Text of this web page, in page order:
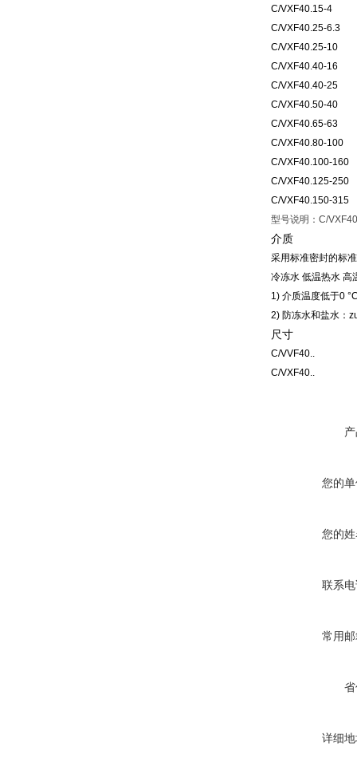
C/VXF40.15-4
C/VXF40.25-6.3
C/VXF40.25-10
C/VXF40.40-16
C/VXF40.40-25
C/VXF40.50-40
C/VXF40.65-63
C/VXF40.80-100
C/VXF40.100-160
C/VXF40.125-250
C/VXF40.150-315
型号说明：C/
介质
采用标准密封的标
冷冻水 低温热水 高
1) 介质温度低于0
2) 防冻水和盐水：
尺寸
C/VVF40..
C/VXF40..
您的
您的
联系
常用
详细